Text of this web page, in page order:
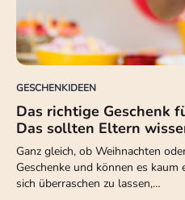
GESCHENKIDEEN
Das richtige Geschenk
Das sollten Eltern
Ganz gleich, ob Weihnachten
Geschenke und können es
sich überraschen zu lassen,…